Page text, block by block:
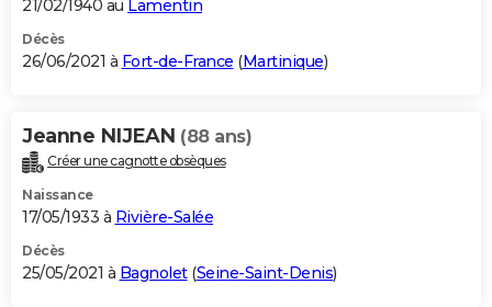
21/02/1940 au Lamentin
Décès
26/06/2021 à Fort-de-France (Martinique)
Jeanne NIJEAN (88 ans)
Créer une cagnotte obsèques
Naissance
17/05/1933 à Rivière-Salée
Décès
25/05/2021 à Bagnolet(Seine-Saint-Denis)